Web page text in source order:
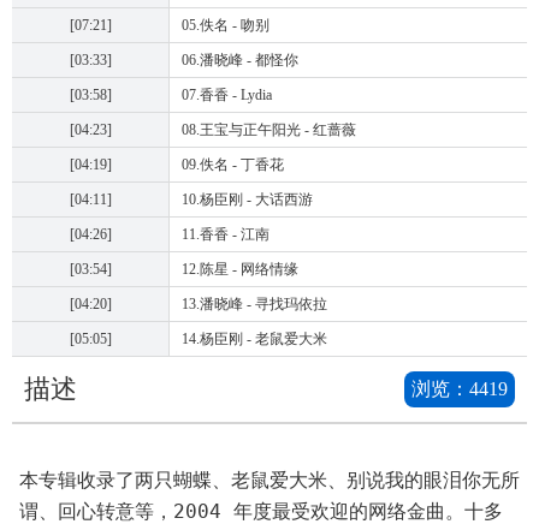
[07:21] 05.佚名 - 吻别
[03:33] 06.潘晓峰 - 都怪你
[03:58] 07.香香 - Lydia
[04:23] 08.王宝与正午阳光 - 红蔷薇
[04:19] 09.佚名 - 丁香花
[04:11] 10.杨臣刚 - 大话西游
[04:26] 11.香香 - 江南
[03:54] 12.陈星 - 网络情缘
[04:20] 13.潘晓峰 - 寻找玛依拉
[05:05] 14.杨臣刚 - 老鼠爱大米
描述 浏览： 4419
本专辑收录了两只蝴蝶、老鼠爱大米、别说我的眼泪你无所
谓、回心转意等，2004 年度最受欢迎的网络金曲。十多